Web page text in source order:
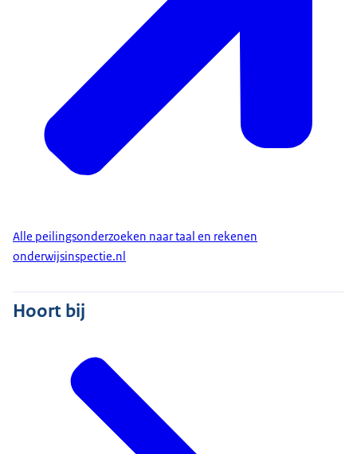
Alle peilingsonderzoeken naar taal en rekenen
onderwijsinspectie.nl
Hoort bij